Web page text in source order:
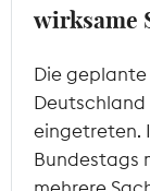
wirksame
Die
Deutschland
eingetreten.
Bundestags